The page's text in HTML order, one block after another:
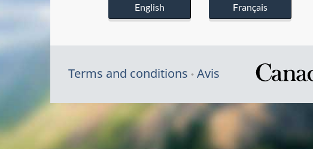
English Français
Terms and conditions Avis